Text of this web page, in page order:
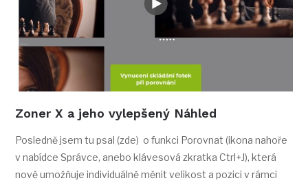
Zoner X a jeho vylepšený Náhled
Posledně jsem tu psal (zde) o funkci Porovnat (ikona nahoře
v nabídce Správce, anebo klávesová zkratka Ctrl+J), která
nově umožňuje individuálně měnit velikost a pozici v rámci